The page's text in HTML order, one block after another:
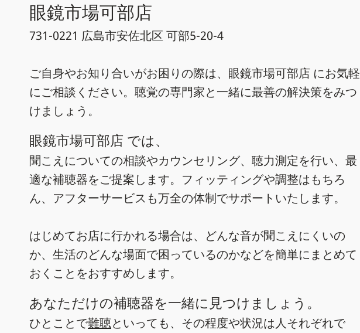
眼鏡市場可部店
731-0221 広島市安佐北区 可部5-20-4
ご自身やお知り合いがお困りの際は、眼鏡市場可部店 にお気軽
にご相談ください。聴覚の専門家と一緒に最善の解決策をみつ
けましょう。
眼鏡市場可部店 では、
聞こえについての相談やカウンセリング、聴力測定を行い、最
適な補聴器をご提案します。フィッティングや調整はもちろ
ん、アフターサービスも万全の体制でサポートいたします。
はじめてお店に行かれる場合は、どんな音が聞こえにくいの
か、生活のどんな場面で困っているのかなどを簡単にまとめて
おくことをおすすめします。
あなただけの補聴器を一緒に見つけましょう。
ひとことで難聴といっても、その程度や状況は人それぞれで